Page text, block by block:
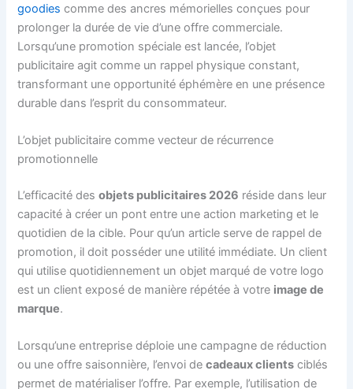
goodies comme des ancres mémorielles conçues pour
prolonger la durée de vie d’une offre commerciale.
Lorsqu’une promotion spéciale est lancée, l’objet
publicitaire agit comme un rappel physique constant,
transformant une opportunité éphémère en une présence
durable dans l’esprit du consommateur.
L’objet publicitaire comme vecteur de récurrence
promotionnelle
L’efficacité desobjets publicitaires 2026 réside dans leur
capacité à créer un pont entre une action marketing et le
quotidien de la cible. Pour qu’un article serve de rappel de
promotion, il doit posséder une utilité immédiate. Un client
qui utilise quotidiennement un objet marqué de votre logo
est un client exposé de manière répétée à votre image de
marque.
Lorsqu’une entreprise déploie une campagne de réduction
ou une offre saisonnière, l’envoi decadeaux clients ciblés
permet de matérialiser l’offre. Par exemple, l’utilisation de